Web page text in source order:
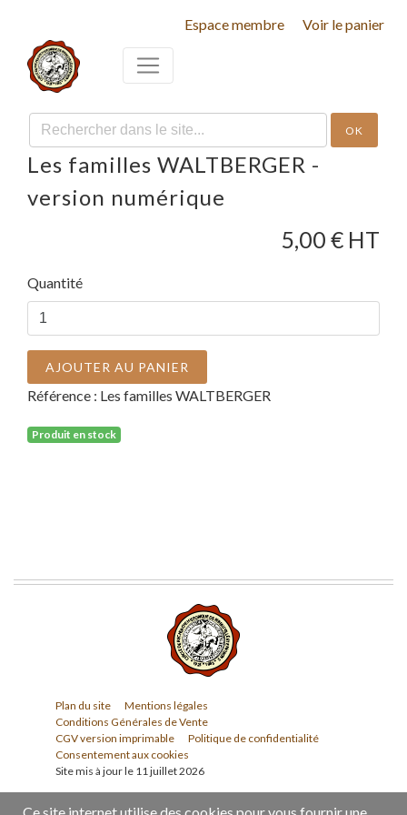
Espace membre Voir le panier
OK
Les familles WALTBERGER -
version numérique
5,00 € HT
Quantité
AJOUTER AU PANIER
Référence : Les familles WALTBERGER
Produit en stock
Plan du site
Mentions légales
Conditions Générales de Vente
CGV version imprimable
Politique de confidentialité
Consentement aux cookies
Site mis à jour le 11 juillet 2026